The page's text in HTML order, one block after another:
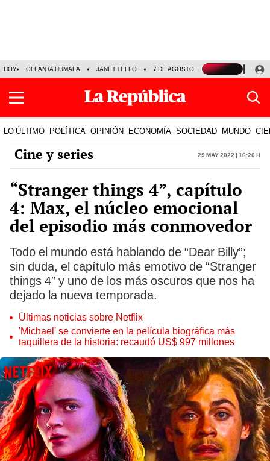
HOY OLLANTA HUMALA JANET TELLO 7 DE AGOSTO TINKA RESULTADOS
LO ÚLTIMO POLÍTICA OPINIÓN ECONOMÍA SOCIEDAD MUNDO
Cine y series 29 May 2022 | 16:20 h
“Stranger things 4”, capítulo
4: Max, el núcleo emocional
del episodio más conmovedor
Todo el mundo está hablando de “Dear Billy”;
sin duda, el capítulo más emotivo de “Stranger
things 4″ y uno de los más oscuros que nos ha
dejado la nueva temporada.
Últimas noticias sobre Netflix
'Michael' se convierte en la película biográfica más
taquillera de la historia: recaudó US$ 997 millones